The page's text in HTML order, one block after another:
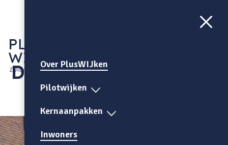
Over PlusWIJken
Pilotwijken
Kernaanpakken
Inwoners
CONTRAST AAN
De Baandert